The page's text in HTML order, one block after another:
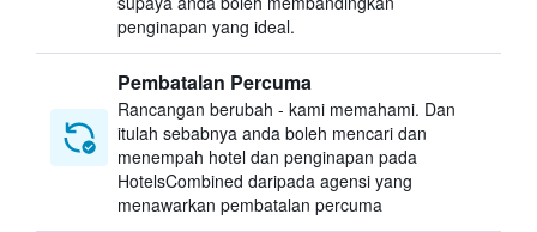
penginapan yang ideal.
Pembatalan Percuma
Rancangan berubah - kami memahami. Dan
itulah sebabnya anda boleh mencari dan
menempah hotel dan penginapan pada
HotelsCombined daripada agensi yang
menawarkan pembatalan percuma